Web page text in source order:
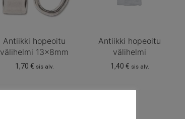
Antiikki hopeoitu
välihelmi 13x8mm
1,70 € sis alv.
Antiikki hopeoitu
välihelmi
1,40 € sis alv.